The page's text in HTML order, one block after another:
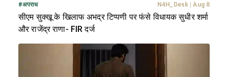
#अपराध N4H_Desk | Aug 8
सीएम सुक्खू के खिलाफ अभद्र टिप्पणी पर फंसे विधायक सुधीर शर्मा
और राजेंद्र राणा- FIR दर्ज